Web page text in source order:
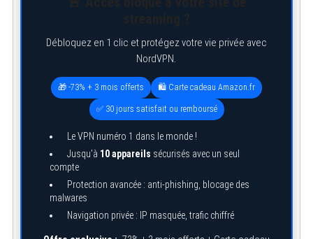
Débloquez en 1 clic et protégez votre vie privée avec
NordVPN.
🎁 -73% + 3 mois offerts 🛍️ Carte cadeau Amazon.fr
✅ 30 jours satisfait ou remboursé
Le VPN numéro 1 dans le monde !
Jusqu’à 10 appareils sécurisés avec un seul
compte
Protection avancée : anti-phishing, blocage des
malwares
Navigation privée : IP masquée, trafic chiffré